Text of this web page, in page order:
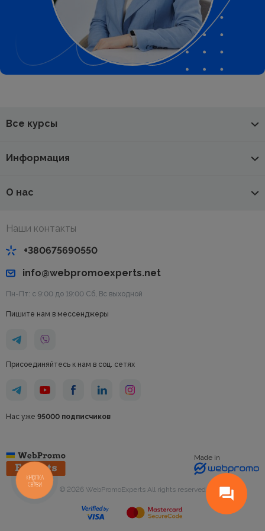
Все курсы
Информация
О нас
Наши контакты
+380675690550
info@webpromoexperts.net
Пн-Пт: с 9:00 до 19:00 Cб, Вс выходной
Пишите нам в мессенджеры
Присоединяйтесь к нам в соц. сетях
Нас уже 95000 подписчиков
Made in
© 2026 WebPromoExperts All rights reserved
КНОПКА
СВЯЗИ